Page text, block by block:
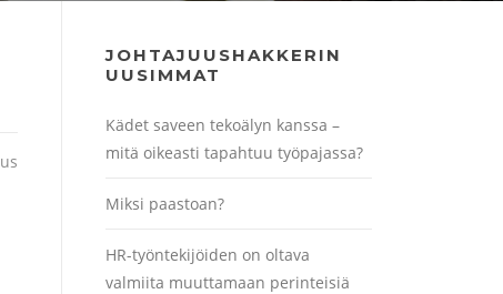
JOHTAJUUSHAKKERIN
UUSIMMAT
Kädet saveen tekoälyn kanssa –
mitä oikeasti tapahtuu työpajassa?
Miksi paastoan?
HR-työntekijöiden on oltava
valmiita muuttamaan perinteisiä